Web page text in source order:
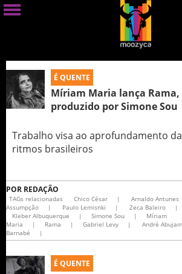
É QUENTE
Míriam Maria lança
produzido por Simone Sou
Trabalho visa ao aprofundamento
ritmos brasileiros
POR REDAÇÃO
TAGs relacionadas Chico César | Arnaldo Antunes
Assumpção
| Paulo Lemisnki | Zeca Baleiro |
Kleber Albuquerque
| Simone Sou |
Míriam
Maria
| Rama | Gabriel Levy | André
Barnabé
|
É QUENTE